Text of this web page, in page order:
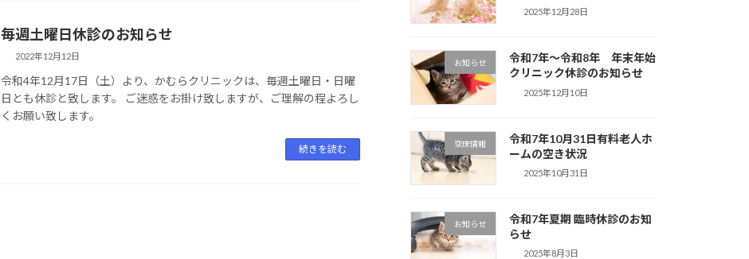
毎週土曜日休診のお知らせ
2022年12月12日
令和4年12月17日（土）より、かむらクリニックは、毎週土曜日・日曜
日とも休診と致します。 ご迷惑をお掛け致しますが、ご理解の程よろし
くお願い致します。
続きを読む
2025年12月28日
お知らせ
令和7年〜令和8年 年末年始
クリニック休診のお知らせ
2025年12月10日
空床情報
令和7年10月31日有料老人ホ
ームの空き状況
2025年10月31日
お知らせ
令和7年夏期 臨時休診のお知
らせ
2025年8月3日